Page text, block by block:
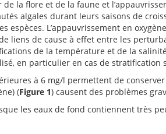
la flore et de la faune et
algales durant leurs saisons de
espèces. L’appauvrissement en
liens de cause à effet entre les
de la température et de la
en particulier en cas de stratification
à 6 mg/l permettent de
(Figure 1) causent des problèmes
les eaux de fond contiennent très